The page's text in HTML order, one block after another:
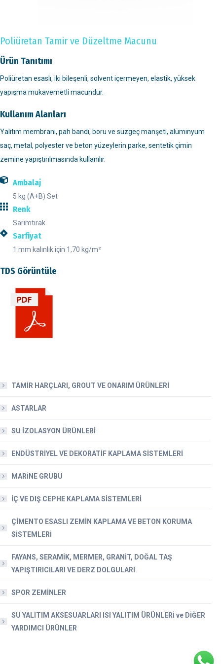
Poliüretan Tamir ve Düzeltme Macunu
Ürün Tanıtımı
Poliüretan esaslı, iki bileşenli, solvent içermeyen, elastik, yüksek
yapışma mukavemetli macundur.
Kullanım Alanları
Yalıtım membranı, pah bandı, boru ve süzgeç manşeti, alüminyum
saç, metal, polyester ve beton yüzeylerin parke, sentetik çimin
zemine yapıştırılmasında kullanılır.
Ambalaj
5 kg (A+B) Set
Renk
Sarımtırak
Sarfiyat
1 mm kalınlık için 1,70 kg/m²
TDS Görüntüle
TAMİR HARÇLARI, GROUT VE ONARIM ÜRÜNLERİ
ASTARLAR
SU İZOLASYON ÜRÜNLERİ
ENDÜSTRİYEL VE DEKORATİF KAPLAMA SİSTEMLERİ
MARİNE GRUBU
İÇ VE DIŞ CEPHE KAPLAMA SİSTEMLERİ
ÇİMENTO ESASLI ZEMİN KAPLAMA VE BETON KORUMA
SİSTEMLERİ
FAYANS, SERAMİK, MERMER, GRANİT, DOĞAL TAŞ
YAPIŞTIRICILARI VE DERZ DOLGULARI
SPOR ZEMİNLER
SU YALITIM AKSESUARLARI ISI YALITIM ÜRÜNLERİ ve DİĞER
YARDIMCI ÜRÜNLER